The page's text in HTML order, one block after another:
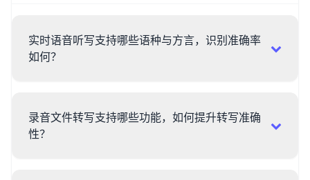
实时语音听写支持哪些语种与方言，识别准确率
如何？
录音文件转写支持哪些功能，如何提升转写准确
性？